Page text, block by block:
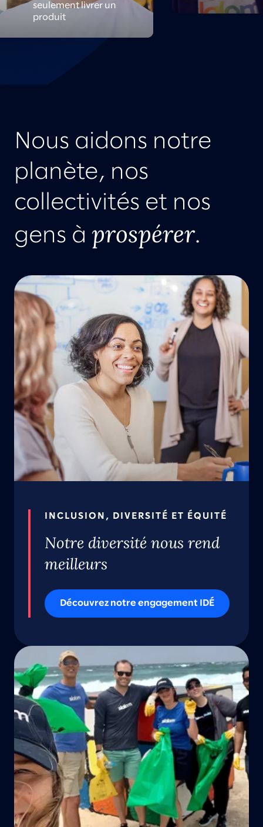
seulement livrer un
produit
Nous aidons notre
planète, nos
collectivités et nos
gens à prospérer.
INCLUSION, DIVERSITÉ ET ÉQUITÉ
Notre diversité nous rend
meilleurs
Découvrez notre engagement IDÉ